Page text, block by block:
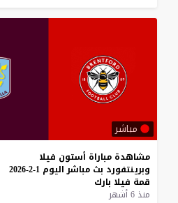
مباشر
مشاهدة مباراة أستون فيلا
وبرينتفورد بث مباشر اليوم 1-2-2026
قمة فيلا بارك
منذ 6 أشهر